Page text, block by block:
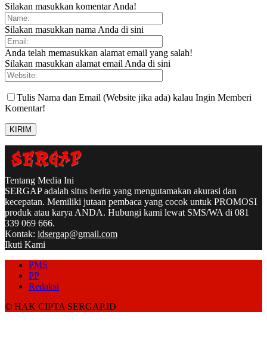
Silakan masukkan komentar Anda!
Silakan masukkan nama Anda di sini
Anda telah memasukkan alamat email yang salah!
Silakan masukkan alamat email Anda di sini
Tulis Nama dan Email (Website jika ada) kalau Ingin Memberi
Komentar!
Tentang Media Ini
SERGAP adalah situs berita yang mengutamakan akurasi dan
kecepatan. Memiliki jutaan pembaca yang cocok untuk PROMOSI
produk atau karya ANDA. Hubungi kami lewat SMS/WA di 081
339 069 666.
Kontak: idsergap@gmail.com
Ikuti Kami
PMS
PP
Redaksi
© HAK CIPTA SERGAP.ID